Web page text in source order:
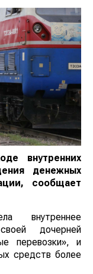
внутренних
денежных
сообщает
внутреннее
дочерней
перевозки», и
средств более